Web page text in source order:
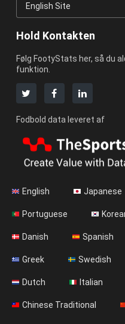
English Site
Hold Kontakten
Følg FootyStats her, så du
funktion.
Fodbold data leveret af
English Japanese
Portuguese
Danish Spanish
Greek Swedish
Dutch Italian
Chinese Traditional